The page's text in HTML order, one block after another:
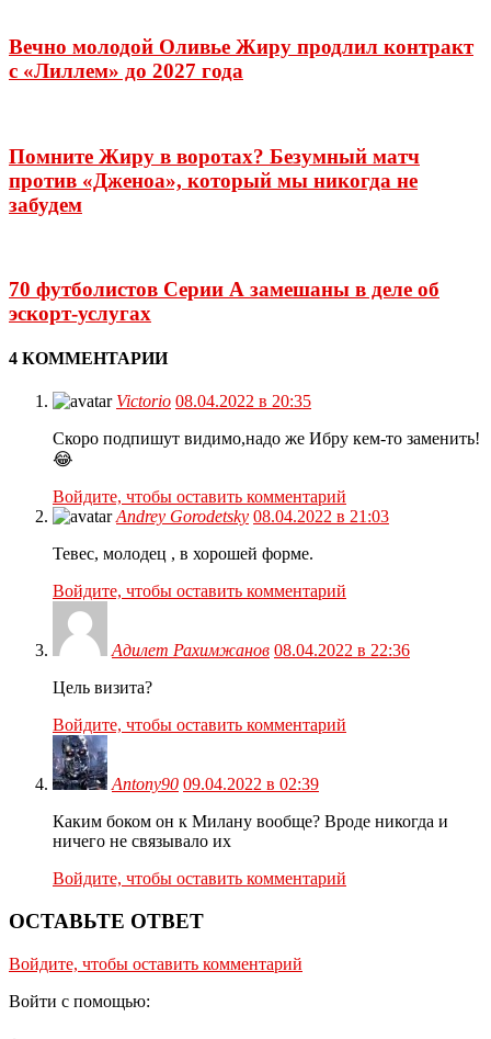
Вечно молодой Оливье Жиру продлил контракт
с «Лиллем» до 2027 года
Помните Жиру в воротах? Безумный матч
против «Дженоа», который мы никогда не
забудем
70 футболистов Серии А замешаны в деле об
эскорт-услугах
4 КОММЕНТАРИИ
Victorio 08.04.2022 в 20:35
Скоро подпишут видимо,надо же Ибру кем-то заменить!
😂
Войдите, чтобы оставить комментарий
Andrey Gorodetsky 08.04.2022 в 21:03
Тевес, молодец , в хорошей форме.
Войдите, чтобы оставить комментарий
Адилет Рахимжанов 08.04.2022 в 22:36
Цель визита?
Войдите, чтобы оставить комментарий
Antony90 09.04.2022 в 02:39
Каким боком он к Милану вообще? Вроде никогда и
ничего не связывало их
Войдите, чтобы оставить комментарий
ОСТАВЬТЕ ОТВЕТ
Войдите, чтобы оставить комментарий
Войти с помощью: